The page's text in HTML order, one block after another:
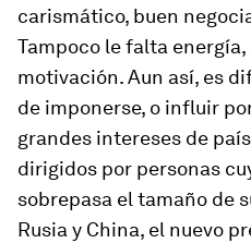
carismático, buen
Tampoco le falta
motivación. Aun así, es
de imponerse, o influir
grandes intereses de
dirigidos por personas
sobrepasa el tamaño de
Rusia y China, el nuevo